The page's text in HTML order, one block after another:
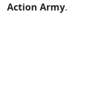
Action Army.